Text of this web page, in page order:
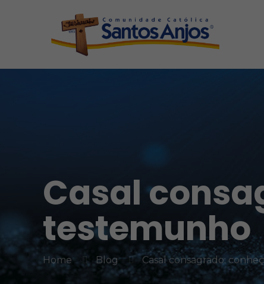
Casal
testemunho
Home Blog Casal consagrado: